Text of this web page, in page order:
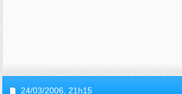
24/03/2006, 21h15